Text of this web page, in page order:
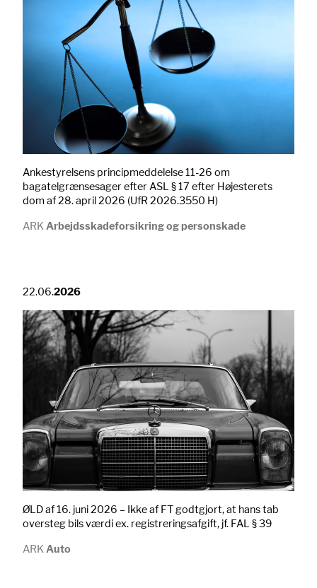
Ankestyrelsens principmeddelelse 11-26 om
bagatelgrænsesager efter ASL § 17 efter Højesterets
dom af 28. april 2026 (UfR 2026.3550 H)
ARK Arbejdsskadeforsikring og personskade
22.06.2026
ØLD af 16. juni 2026 – Ikke af FT godtgjort, at hans tab
oversteg bils værdi ex. registreringsafgift, jf. FAL § 39
ARK Auto